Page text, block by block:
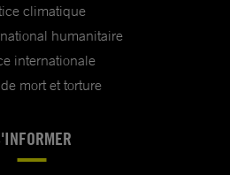
climatique
humanitaire
internationale
mort et torture